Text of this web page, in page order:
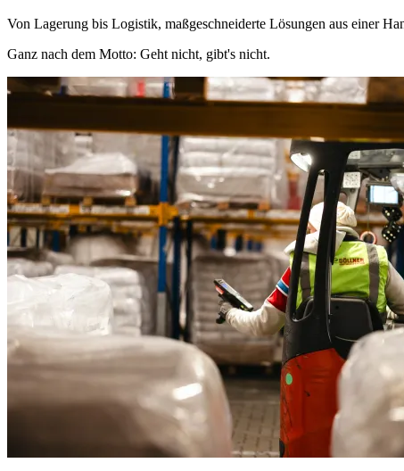
Von Lagerung bis Logistik, maßgeschneiderte Lösungen aus einer
Ganz nach dem Motto: Geht nicht, gibt's nicht.